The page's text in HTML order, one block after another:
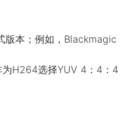
版本；例如，Blackmagic
为H264选择YUV 4：4：4